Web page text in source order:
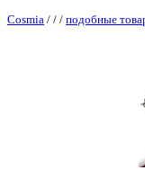
Cosmia / / / подобные